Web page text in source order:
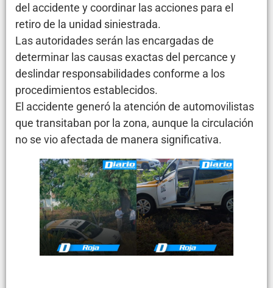
del accidente y coordinar las acciones para el
retiro de la unidad siniestrada.
Las autoridades serán las encargadas de
determinar las causas exactas del percance y
deslindar responsabilidades conforme a los
procedimientos establecidos.
El accidente generó la atención de automovilistas
que transitaban por la zona, aunque la circulación
no se vio afectada de manera significativa.